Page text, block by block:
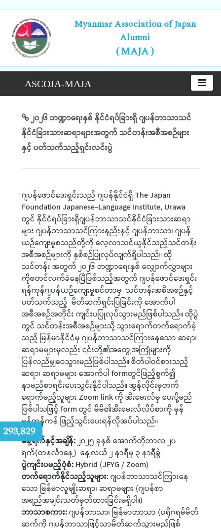
Myanmar Association of Japan
Alumni
( MAJA )
ASCOJA-MAJA
၂၀၂၆ ဘဏ္ဍာရေးနှစ် နိုင်ငံရပ်ခြားရှိ ဂျပန်ဘာသာသင်
နိုင်ငံခြားသားဆရာများအတွက် သင်တန်းအစီအစဉ်များ
နှင့် ပတ်သက်သည့်ရှင်းလင်းပွဲ
ဂျပန်ဖောင်ဒေးရှင်းသည် ဂျပန်နိုင်ငံရှိ The Japan
Foundation Japanese-Language Institute, Urawa
တွင် နိုင်ငံရပ်ခြားရှိဂျပန်ဘာသာသင်နိုင်ငံခြားသားဆရာ
များ ဂျပန်ဘာသာသင်ကြားနည်းနှင့် ဂျပန်ဘာသာ၊ ဂျပန်
ယဉ်ကျေးမှုစသည်တို့ကို လေ့လာသင်ယူနိုင်သည့်သင်တန်း
အစီအစဉ်များကို နှစ်စဉ်ပြုလုပ်လျက်ရှိပါသည်။ ထို
သင်တန်း အတွက် ၂၀၂၆ ဘဏ္ဍာရေးနှစ် လျှောက်လွှာများ
ကိုစတင်လက်ခံနေပြီဖြစ်သည့်အတွက် ဂျပန်ဖောင်ဒေးရှင်း
ရန်ကုန်ဂျပန်ယဉ်ကျေးမှုစင်တာမှ သင်တန်းအစီအစဉ်နှင့်
ပတ်သက်သည့် မိတ်ဆက်ရှင်းပြခြင်းကို အောက်ပါ
အစီအစဉ်အတိုင်း ကျင်းပပြုလုပ်သွားမည်ဖြစ်ပါသည်။ ထိုပွဲ
တွင် သင်တန်းအစီအစဉ်များသို့ သွားရောက်တက်ရောက်ခဲ့
သည့် မြန်မာနိုင်ငံမှ ဂျပန်ဘာသာသင်ကြားနေသော ဆရာ၊
ဆရာမများမှလည်း ၎င်းတို့၏အတွေ့အကြုံများကို
ပြန်လည်မျှဝေသွားမည်ဖြစ်ပါသည်။ စိတ်ပါဝင်စားသည့်
ဆရာ၊ ဆရာမများ အောက်ပါ formတွင်ဖြည့်စွက်၍
နာမည်စာရင်းပေးသွင်းနိုင်ပါသည်။ အွန်လိုင်းမှတက်
ရောက်မည့်သူများ Zoom link ကို အီးမေးလ်မှ ပေးပို့မည်
ဖြစ်ပါသဖြင့် form တွင် မိမိ၏အီးမေးလ်လိပ်စာကို မှန်
မှန်ကန်ကန် ဖြည့်သွင်းပေးရန်လိုအပ်ပါသည်။
နေ့ရက်နှင့်အချိန်: ၂၀၂၅ ခုနှစ် အောက်တိုဘာလ ၂၀
ရက်(တနင်္လာနေ့) နေ့လယ် ၂ နာရီမှ ၃ နာရီခွဲ
ပွဲကျင်းပမည့်ပုံစံ: Hybrid (JFYG / Zoom)
တက်ရောက်နိုင်သည့်သူများ: ဂျပန်ဘာသာသင်ကြားနေ
သော မြန်မာလူမျိုးဆရာ၊ ဆရာမများ (ဂျပန်စာ
အရည်အချင်းသတ်မှတ်ထားခြင်းမရှိပါ။)
ဘာသာစကား:ဂျပန်ဘာသာ၊ မြန်မာဘာသာ (ပရိုဂရမ်မိတ်
ဆက်ကို ဂျပန်ဘာသာဖြင့်သာမိတ်ဆက်သွားမည်ဖြစ်
293,829